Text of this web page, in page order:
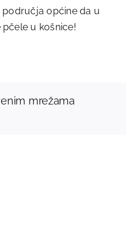
općine da u
u košnice!
mrežama